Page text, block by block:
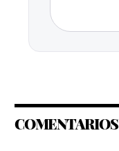
COMENTARIOS